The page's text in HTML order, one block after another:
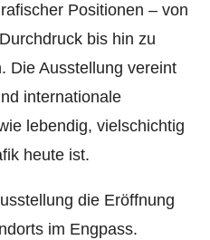
Positionen – von
bis hin zu
Die Ausstellung vereint
internationale
lebendig, vielschichtig
heute ist.
die Eröffnung
im Engpass.